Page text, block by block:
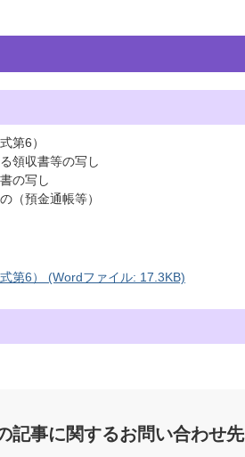
第6）
領収書等の写し
の写し
（預金通帳等）
第6） (Wordファイル: 17.3KB)
記事に関するお問い合わせ先